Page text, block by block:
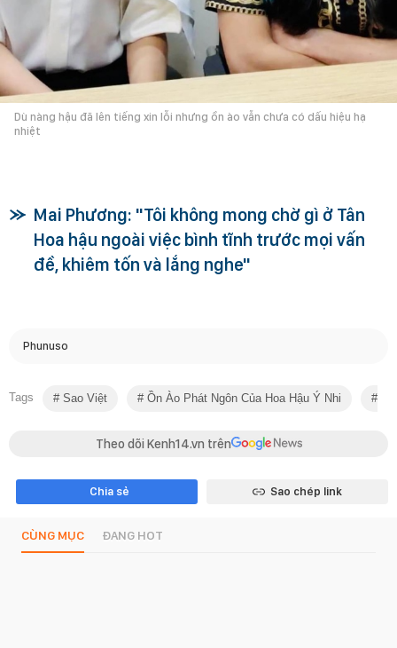
Dù nàng hậu đã lên tiếng xin lỗi nhưng ồn ào vẫn chưa có dấu hiệu hạ
nhiệt
Mai Phương: "Tôi không mong chờ gì ở Tân
Hoa hậu ngoài việc bình tĩnh trước mọi vấn
đề, khiêm tốn và lắng nghe"
Phunuso
Tags Sao Việt Ồn Ào Phát Ngôn Của Hoa Hậu Ý Nhi
Theo dõi Kenh14.vn trên
Chia sẻ Sao chép link
CÙNG MỤC ĐANG HOT